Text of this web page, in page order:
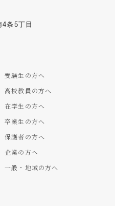
条5丁目
受験生の方へ
高校教員の方へ
在学生の方へ
卒業生の方へ
保護者の方へ
企業の方へ
一般・地域の方へ